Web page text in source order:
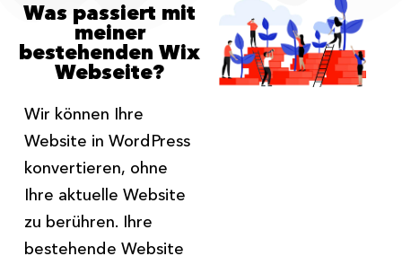
Was passiert mit
meiner
bestehenden Wix
Webseite?
Wir können Ihre
Website in WordPress
konvertieren, ohne
Ihre aktuelle Website
zu berühren. Ihre
bestehende Website